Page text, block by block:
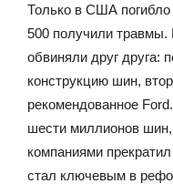
Только в США погибло
500 получили травмы.
обвиняли друг друга:
конструкцию шин,
рекомендованное
шести миллионов
компаниями
стал ключевым в